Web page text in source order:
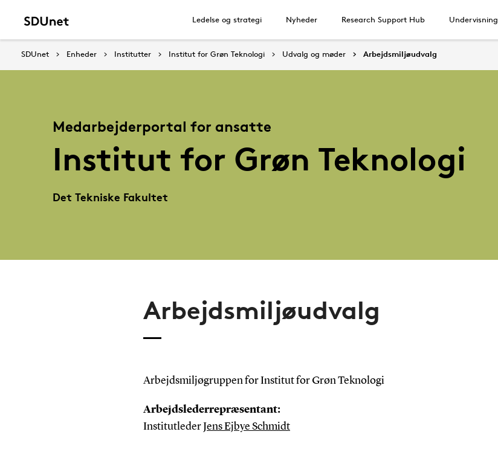
Ledelse og strategi Nyheder Research Support Hub Undervisning
SDUnet Enheder Institutter Institut for Grøn Teknologi Udvalg og møder Arbejdsmiljøudvalg
Medarbejderportal for ansatte
Institut for Grøn Teknologi
Det Tekniske Fakultet
Arbejdsmiljøudvalg
Arbejdsmiljøgruppen for Institut for Grøn Teknologi
Arbejdslederrepræsentant:
InstitutlederJens Ejbye Schmidt